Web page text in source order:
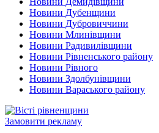
Новини Дубенщини
Новини Дубровиччини
Новини Млинівщини
Новини Радивилівщини
Новини Рівненського району
Новини Рівного
Новини Здолбунівщини
Новини Вараського району
Замовити рекламу